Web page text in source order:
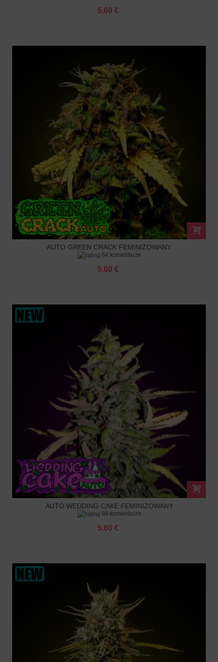
5.60 €
AUTO GREEN CRACK FEMINIZOWANY
64 komentarze
5.60 €
AUTO WEDDING CAKE FEMINIZOWANY
88 komentarze
5.60 €